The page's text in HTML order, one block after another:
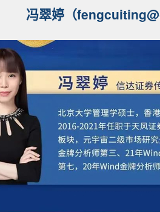
冯翠婷（